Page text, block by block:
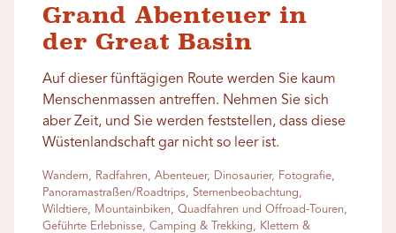
Grand Abenteuer in
der Great Basin
Auf dieser fünftägigen Route werden Sie kaum
Menschenmassen antreffen. Nehmen Sie sich
aber Zeit, und Sie werden feststellen, dass diese
Wüstenlandschaft gar nicht so leer ist.
Wandern, Radfahren, Abenteuer, Dinosaurier, Fotografie,
Panoramastraßen/Roadtrips, Sternenbeobachtung,
Wildtiere, Mountainbiken, Quadfahren und Offroad-Touren,
Geführte Erlebnisse, Camping & Trekking, Klettern &